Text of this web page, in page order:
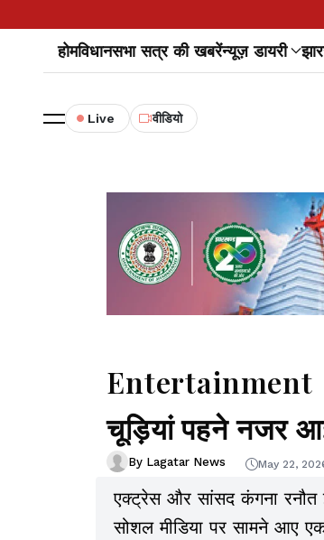
होमविधानसभा सत्र की खबरेंन्यूज़ डायरी
Live वीडियो
Entertainment
चूड़ियां पहने नजर
By Lagatar News May 22,
एक्ट्रेस और सांसद कंगना रनौत
सोशल मीडिया पर सामने आए